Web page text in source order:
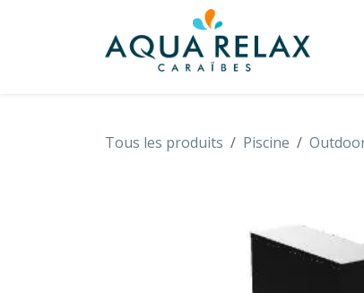
Tous les produits Piscine